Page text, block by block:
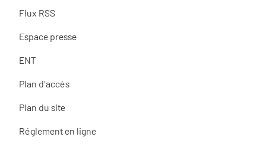
Flux RSS
Espace presse
ENT
Plan d'accès
Plan du site
Réglement en ligne